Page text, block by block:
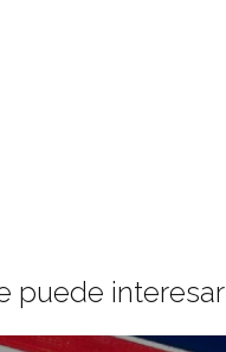
puede interesar